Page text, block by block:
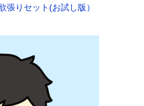
張りセット(お試し版）